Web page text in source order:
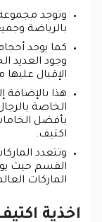
وتوجد
بالرياضة
كما يوجد
وجود العديد
الإقبال عليها
هذا بالإضافة
الخاصة
بأفضل
اكتيف.
وتتعدد
القسم حيث
الماركات
اخذية